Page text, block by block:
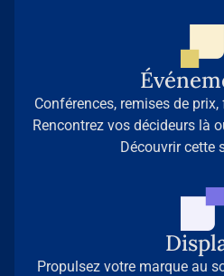
Conférences, remises de
Rencontrez vos décideurs là
la légitimité des médias
Découvrir cette
Propulsez votre marque au